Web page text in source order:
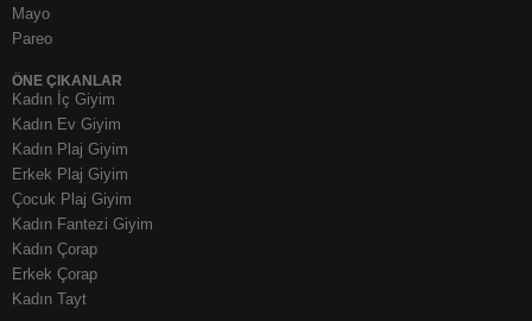
Mayo
Pareo
ÖNE ÇIKANLAR
Kadın İç Giyim
Kadın Ev Giyim
Kadın Plaj Giyim
Erkek Plaj Giyim
Çocuk Plaj Giyim
Kadın Fantezi Giyim
Kadın Çorap
Erkek Çorap
Kadın Tayt